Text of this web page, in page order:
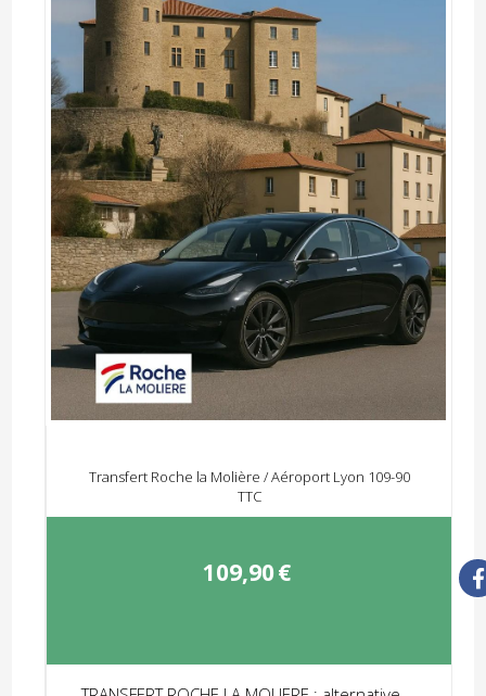
Transfert Roche la Molière / Aéroport Lyon 109-90
TTC
109,90€